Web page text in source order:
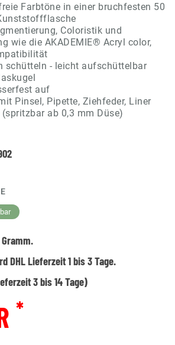
Farbtöne in einer bruchfesten 50
Coloristik und
wie die AKADEMIE® Acryl color,
schütteln - leicht aufschüttelbar
auf
Pinsel, Pipette, Ziehfeder, Liner
ab 0,3 mm Düse)
Gramm.
DHL Lieferzeit 1 bis 3 Tage.
3 bis 14 Tage)
*